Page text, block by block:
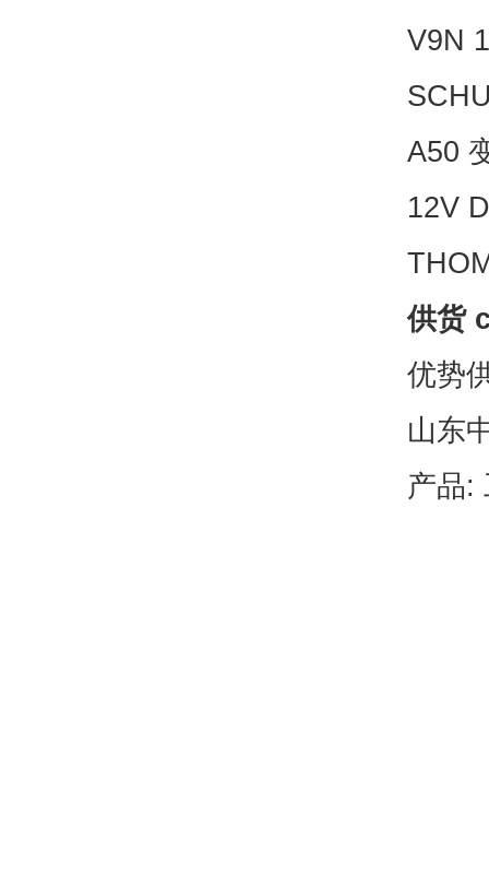
V9N
A50
12V
供货
优势
山东
产品: